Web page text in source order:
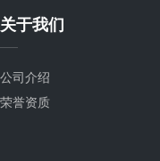
关于我们
公司介绍
荣誉资质